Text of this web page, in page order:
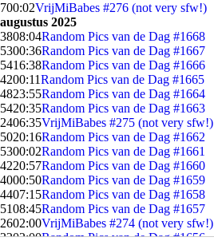
700:02VrijMiBabes #276 (not very sfw!)
augustus 2025
3808:04Random Pics van de Dag #1668
5300:36Random Pics van de Dag #1667
5416:38Random Pics van de Dag #1666
4200:11Random Pics van de Dag #1665
4823:55Random Pics van de Dag #1664
5420:35Random Pics van de Dag #1663
2406:35VrijMiBabes #275 (not very sfw!)
5020:16Random Pics van de Dag #1662
5300:02Random Pics van de Dag #1661
4220:57Random Pics van de Dag #1660
4000:50Random Pics van de Dag #1659
4407:15Random Pics van de Dag #1658
5108:45Random Pics van de Dag #1657
2602:00VrijMiBabes #274 (not very sfw!)
3202:00Random Pics van de Dag #1656